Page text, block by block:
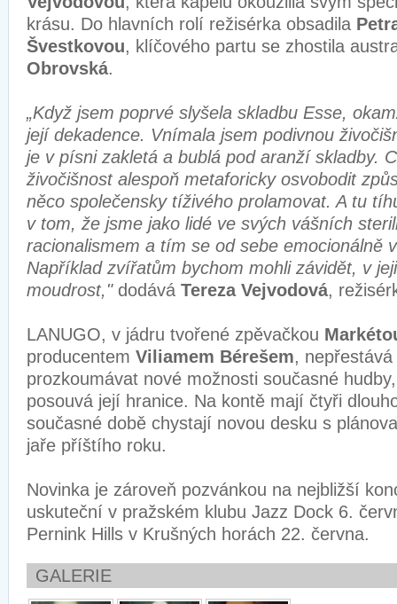
krásu. Do hlavních rolí režisérka obsadila
Švestkovou, klíčového partu se zhostila
Obrovská.
„Když jsem poprvé slyšela skladbu Esse,
její dekadence. Vnímala jsem podivnou
je v písni zakletá a bublá pod aranží skladby.
živočišnost alespoň metaforicky osvobodit
něco společensky tíživého prolamovat. A tu
v tom, že jsme jako lidé ve svých vášních
racionalismem a tím se od sebe emocionálně
Například zvířatům bychom mohli závidět, v
moudrost," dodává Tereza Vejvodová,
LANUGO, v jádru tvořené zpěvačkou
producentem Viliamem Bérešem,
prozkoumávat nové možnosti současné
posouvá její hranice. Na kontě mají čtyři
současné době chystají novou desku s
jaře příštího roku.
Novinka je zároveň pozvánkou na nejbližší
uskuteční v pražském klubu Jazz Dock 6.
Pernink Hills v Krušných horách 22. června.
GALERIE